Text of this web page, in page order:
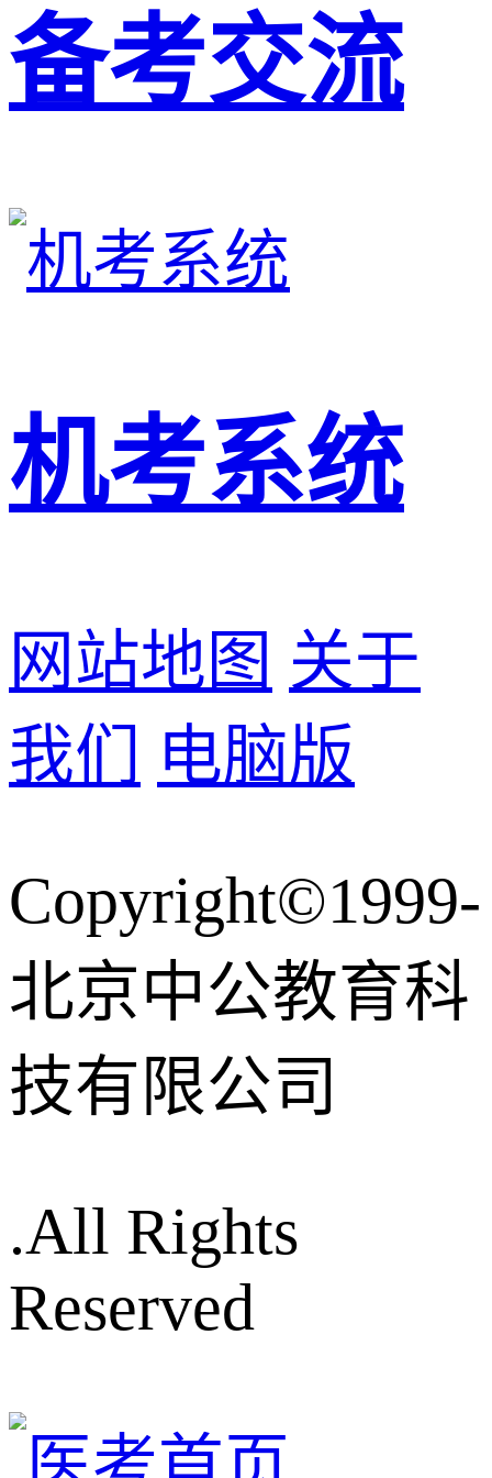
备考交流
机考系统
网站地图 关于
我们
电脑版
Copyright©1999-
北京中公教育科
技有限公司
.All Rights
Reserved